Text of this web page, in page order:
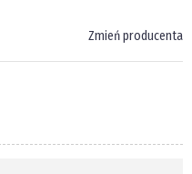
Zmień producenta